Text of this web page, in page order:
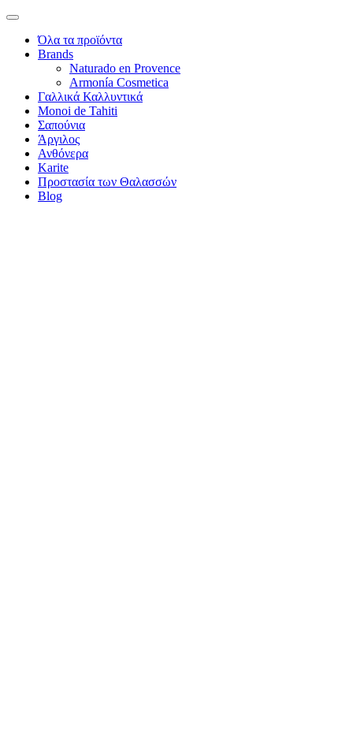
Όλα τα προϊόντα
Brands
Naturado en Provence
Armonía Cosmetica
Γαλλικά Καλλυντικά
Monoi de Tahiti
Σαπούνια
Άργιλος
Ανθόνερα
Karite
Προστασία των Θαλασσών
Blog